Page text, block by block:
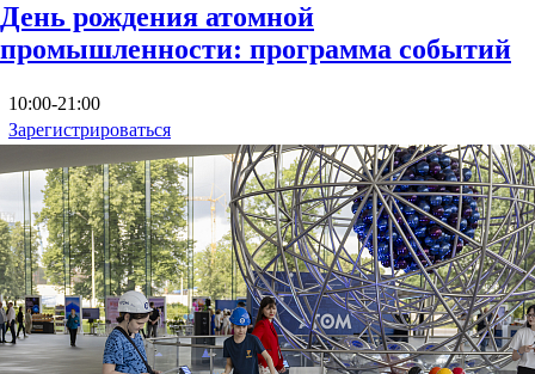
День рождения атомной
промышленности: программа событий
10:00-21:00
Зарегистрироваться